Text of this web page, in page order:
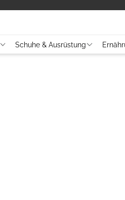
Schuhe & Ausrüstung